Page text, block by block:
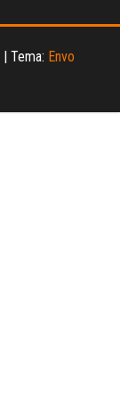
Tema: Envo